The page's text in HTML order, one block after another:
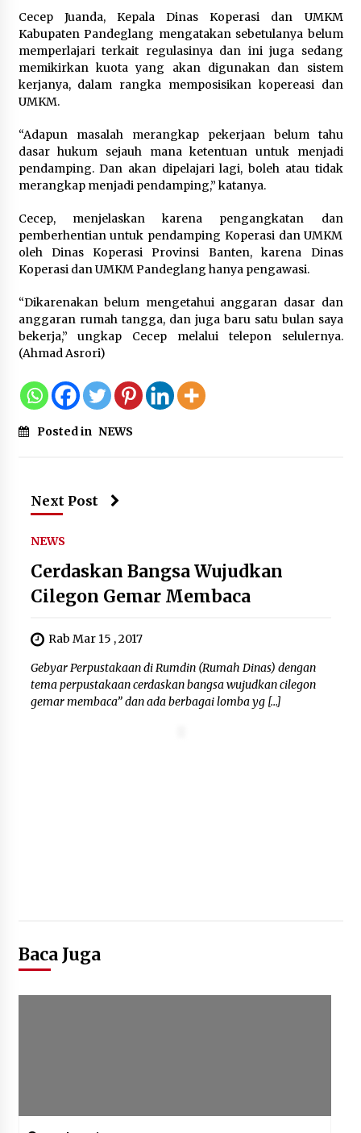
Bantuan Rp30 Juta
5 Agustus 2026
Wali Kota Serang Budi Rustandi
Berikan Penghargaan kepada
19 Kota Serang
5 Agustus 2026
Polres Cilegon Gelar Apel
Kesiapsiagaan Hadapi Ancaman
Kebakaran Akibat Fenomena El Niño
5 Agustus 2026
Cecep Juanda, Kepala Dinas Koperasi dan UMKM
Kabupaten Pandeglang mengatakan sebetulanya belum
memperlajari terkait regulasinya dan ini juga sedang
memikirkan kuota yang akan digunakan dan sistem
kerjanya, dalam rangka memposisikan kopereasi dan
UMKM.
“Adapun masalah merangkap pekerjaan belum tahu
dasar hukum sejauh mana ketentuan untuk menjadi
pendamping. Dan akan dipelajari lagi, boleh atau tidak
merangkap menjadi pendamping,” katanya.
Cecep, menjelaskan karena pengangkatan dan
pemberhentian untuk pendamping Koperasi dan UMKM
oleh Dinas Koperasi Provinsi Banten, karena Dinas
Koperasi dan UMKM Pandeglang hanya pengawasi.
“Dikarenakan belum mengetahui anggaran dasar dan
anggaran rumah tangga, dan juga baru satu bulan saya
bekerja,” ungkap Cecep melalui telepon selulernya.
(Ahmad Asrori)
Posted in NEWS
Next Post
NEWS
Cerdaskan Bangsa Wujudkan
Cilegon Gemar Membaca
Rab Mar 15 , 2017
Gebyar Perpustakaan di Rumdin (Rumah Dinas) dengan
tema perpustakaan cerdaskan bangsa wujudkan cilegon
gemar membaca” dan ada berbagai lomba yg […]
Baca Juga